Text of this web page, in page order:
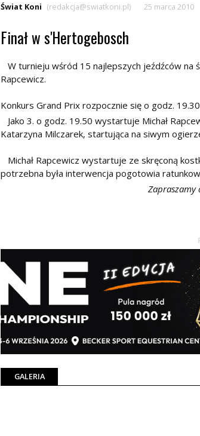
Świat Koni (redakcja@swiatkoni.pl) 25 marca 2010
Finał w s'Hertogebosch
W turnieju wśród 15 najlepszych jeźdźców na
Rapcewicz.
Konkurs Grand Prix rozpocznie się o godz. 19.30
Jako 3. o godz. 19.50 wystartuje Michał
Katarzyna Milczarek, startująca na siwym
Michał Rapcewicz wystartuje ze skręconą
potrzebna była interwencja pogotowia
Zapraszamy
GALERIA